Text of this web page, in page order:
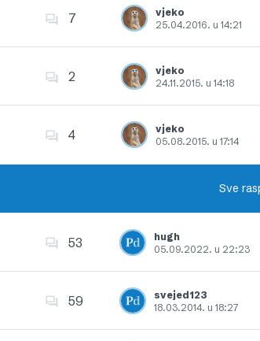
Dodajte u favorite
7
vjeko
25.04.2016. u 14:21
Dodajte u favorite
2
vjeko
24.11.2015. u 14:18
Dodajte u favorite
4
vjeko
05.08.2015. u 17:14
Dodajte u favorite
Sve
53
hugh
05.09.2022. u 22:23
Dodajte u favorite
59
svejed123
18.03.2014. u 18:27